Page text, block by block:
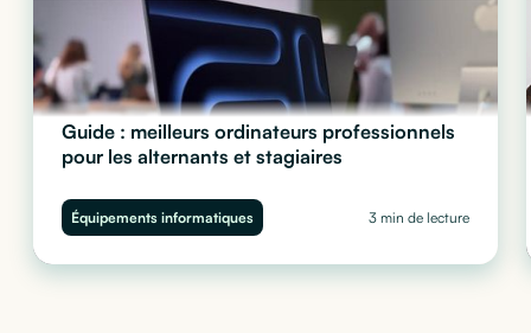
Guide : meilleurs ordinateurs professionnels
pour les alternants et stagiaires
Quel ordinateur choisir pour vos stagiaires et alternants ?
Performance, sécurité et budget : découvrez notre guide complet
pour équiper vos juniors sans impacter votre trésorerie.
Équipements informatiques 3 min de lecture